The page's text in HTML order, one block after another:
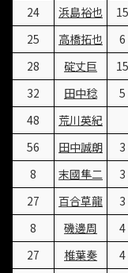
24
浜島裕也 15
25
高橋拓也 6
28
碇丈巨 15
32
田中稔 5
48
荒川英紀
56
田中誠朗 3
8
末國隼二 3
27
百合草龍 3
8
磯邊周 4
27
椎葉奏 4